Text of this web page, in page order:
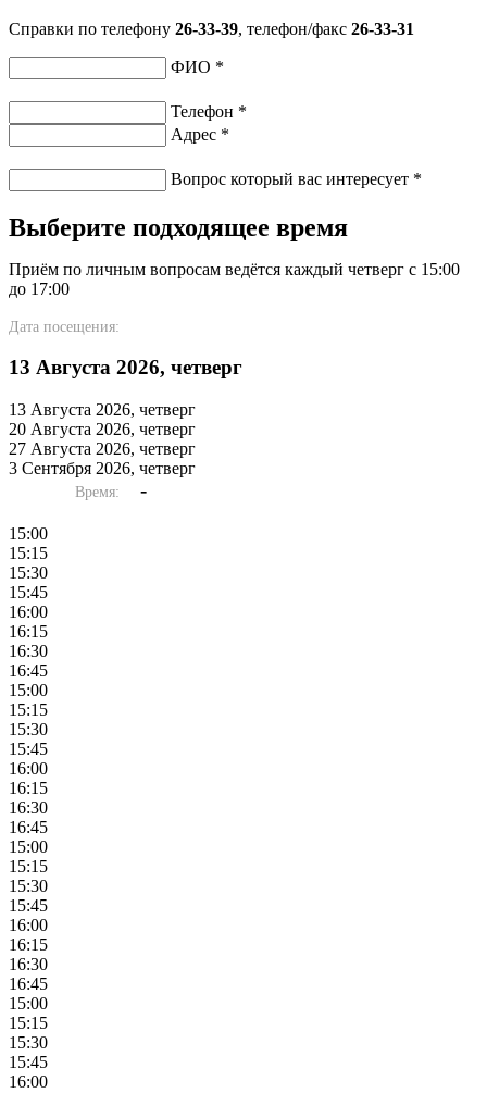
Справки по телефону 26-33-39, телефон/факс 26-33-31
ФИО *
Телефон *
Адрес *
Вопрос который вас интересует *
Выберите подходящее время
Приём по личным вопросам ведётся каждый четверг с 15:00
до 17:00
Дата посещения:
13 Августа 2026, четверг
13 Августа 2026, четверг
20 Августа 2026, четверг
27 Августа 2026, четверг
3 Сентября 2026, четверг
Время: -
15:00
15:15
15:30
15:45
16:00
16:15
16:30
16:45
15:00
15:15
15:30
15:45
16:00
16:15
16:30
16:45
15:00
15:15
15:30
15:45
16:00
16:15
16:30
16:45
15:00
15:15
15:30
15:45
16:00